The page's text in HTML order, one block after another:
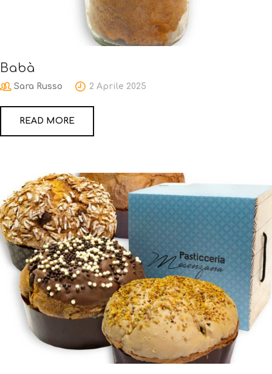
Babà
Sara Russo 2 Aprile 2025
READ MORE